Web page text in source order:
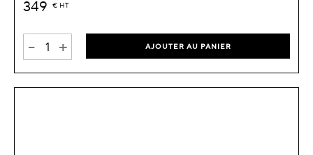
349 € HT
- + AJOUTER AU PANIER